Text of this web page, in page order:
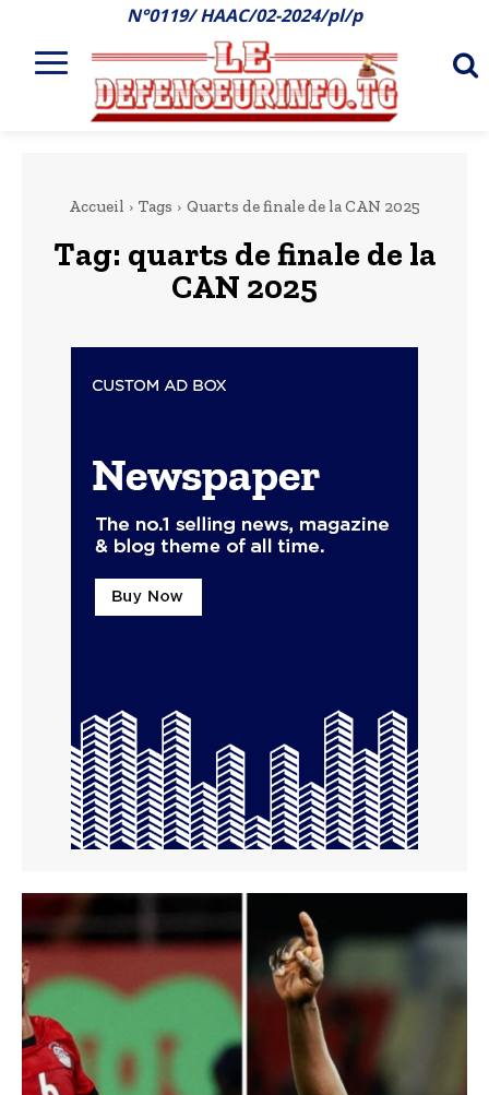
N°0119/ HAAC/02-2024/pl/p
Accueil Tags Quarts de finale de la CAN 2025
Tag: quarts de finale de la
CAN 2025